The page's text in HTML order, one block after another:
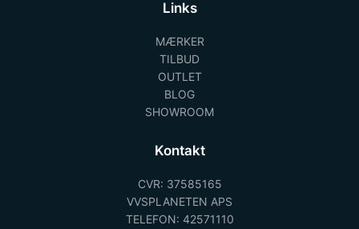
Links
MÆRKER
TILBUD
OUTLET
BLOG
SHOWROOM
Kontakt
CVR: 37585165
VVSPLANETEN APS
TELEFON: 42571110